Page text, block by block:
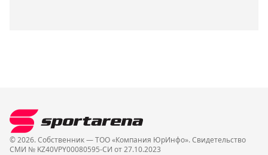
© 2026. Собственник — ТОО «Компания ЮрИнфо». Cвидетельство
СМИ № KZ40VPY00080595-СИ от 27.10.2023